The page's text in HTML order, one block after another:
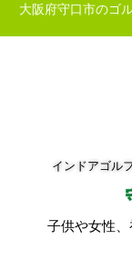
大阪府守口市のゴ
インドアゴル
子供や女性